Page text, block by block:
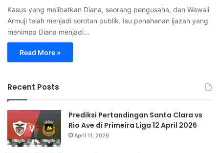
Kasus yang melibatkan Diana, seorang pengusaha, dan Wawali
Armuji telah menjadi sorotan publik. Isu penahanan ijazah yang
menimpa Diana menjadi…
Read More »
Recent Posts
Prediksi Pertandingan Santa Clara vs
Rio Ave di Primeira Liga 12 April 2026
April 11, 2026